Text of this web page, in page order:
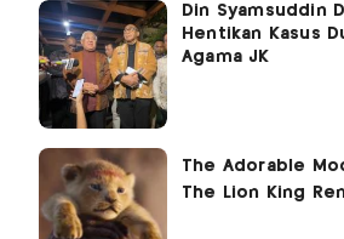
Din Syamsuddin
Hentikan Kasus
Agama JK